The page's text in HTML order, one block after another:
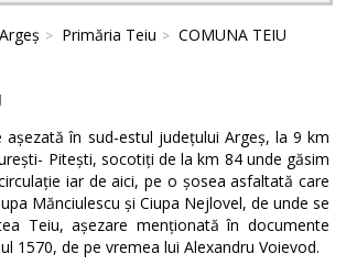
Primăria Teiu
COMUNA TEIU
așezată în sud-estul județului Argeș, la 9 km
Pitești, socotiți de la km 84 unde găsim
iar de aici, pe o șosea asfaltată care
Mănciulescu și Ciupa Nejlovel, de unde se
Teiu, așezare menționată în documente
1570, de pe vremea lui Alexandru Voievod.